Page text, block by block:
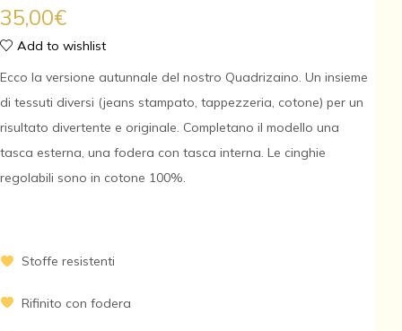
35,00€
Add to wishlist
Ecco la versione autunnale del nostro Quadrizaino. Un insieme
di tessuti diversi (jeans stampato, tappezzeria, cotone) per un
risultato divertente e originale. Completano il modello una
tasca esterna, una fodera con tasca interna. Le cinghie
regolabili sono in cotone 100%.
Stoffe resistenti
Rifinito con fodera